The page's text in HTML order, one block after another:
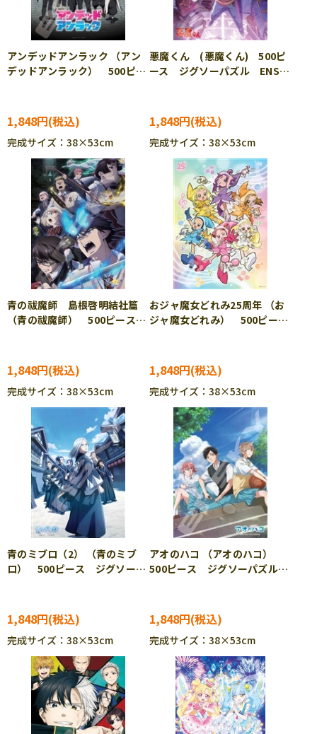
アンデッドアンラック （アン
デッドアンラック） 500ピー
1,848円
完成サイズ：38×53cm
悪魔くん (悪魔くん) 500ピ
ース ジグソーパズル ENS-
1,848円
完成サイズ：38×53cm
青の祓魔師 島根啓明結社篇
（青の祓魔師） 500ピース
1,848円
完成サイズ：38×53cm
おジャ魔女どれみ25周年 （お
ジャ魔女どれみ） 500ピー
1,848円
完成サイズ：38×53cm
青のミブロ（2） （青のミブ
ロ） 500ピース ジグソーパ
1,848円
完成サイズ：38×53cm
アオのハコ （アオのハコ）
500ピース ジグソーパズル
1,848円
完成サイズ：38×53cm